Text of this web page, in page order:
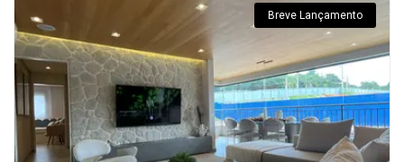
Breve Lançamento